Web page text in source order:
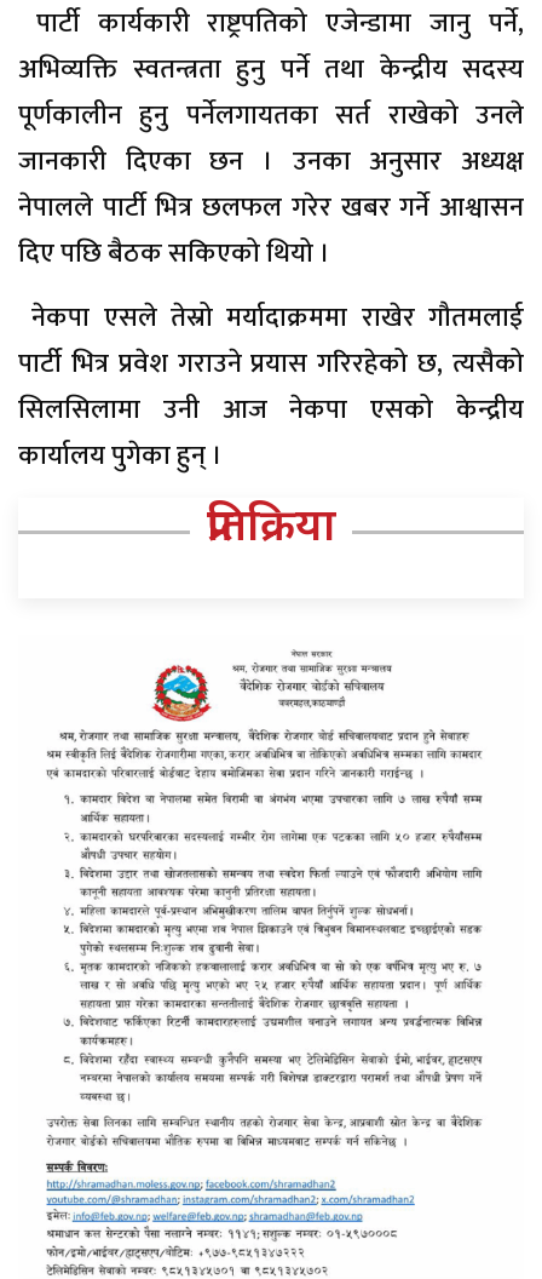
पार्टी कार्यकारी राष्ट्रपतिको एजेन्डामा जानु पर्ने,
अभिव्यक्ति स्वतन्त्रता हुनु पर्ने तथा केन्द्रीय सदस्य
पूर्णकालीन हुनु पर्नेलगायतका सर्त राखेको उनले
जानकारी दिएका छन । उनका अनुसार अध्यक्ष
नेपालले पार्टी भित्र छलफल गरेर खबर गर्ने आश्वासन
दिए पछि बैठक सकिएको थियो ।
नेकपा एसले तेस्रो मर्यादाक्रममा राखेर गौतमलाई
पार्टी भित्र प्रवेश गराउने प्रयास गरिरहेको छ, त्यसैको
सिलसिलामा उनी आज नेकपा एसको केन्द्रीय
कार्यालय पुगेका हुन् ।
प्रतिक्रिया